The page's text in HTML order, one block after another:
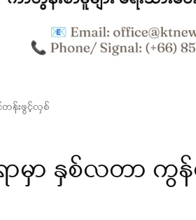
တန်းဖွင့်လှစ်
ာမှာ နှစ်လတာ ကွ